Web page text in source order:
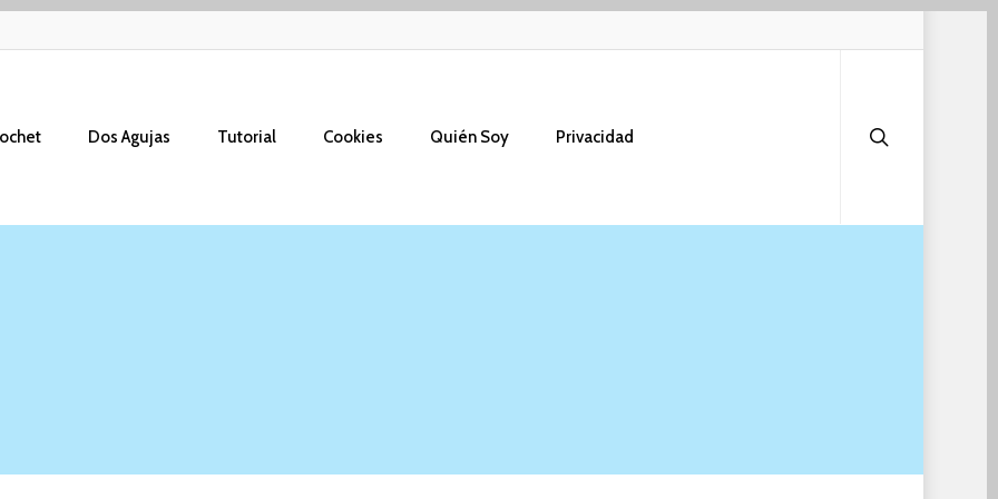
Dos Agujas Tutorial Cookies Quién Soy Privacidad